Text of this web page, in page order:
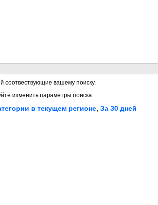
соотвествующие вашему поиску.
изменить параметры поиска
в текущем регионе, За 30 дней